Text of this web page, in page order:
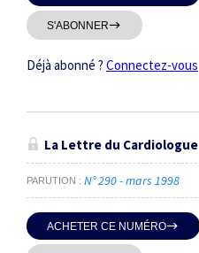
S'ABONNER
Déjà abonné ? Connectez-vous
La Lettre du Cardiologue
PARUTION N° 290 - mars 1998
ACHETER CE NUMÉRO